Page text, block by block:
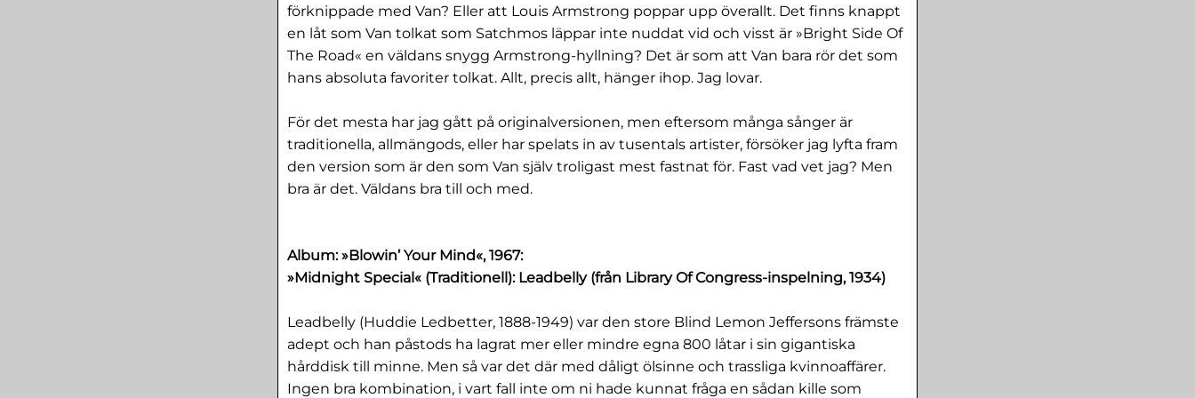
förknippade med Van? Eller att Louis Armstrong poppar upp överallt. Det finns knappt
en låt som Van tolkat som Satchmos läppar inte nuddat vid och visst är »Bright Side Of
The Road« en väldans snygg Armstrong-hyllning? Det är som att Van bara rör det som
hans absoluta favoriter tolkat. Allt, precis allt, hänger ihop. Jag lovar.
För det mesta har jag gått på originalversionen, men eftersom många sånger är
traditionella, allmängods, eller har spelats in av tusentals artister, försöker jag lyfta fram
den version som är den som Van själv troligast mest fastnat för. Fast vad vet jag? Men
bra är det. Väldans bra till och med.
Album: »Blowin’ Your Mind«, 1967:
»Midnight Special« (Traditionell): Leadbelly (från Library Of Congress-inspelning, 1934)
Leadbelly (Huddie Ledbetter, 1888-1949) var den store Blind Lemon Jeffersons främste
adept och han påstods ha lagrat mer eller mindre egna 800 låtar i sin gigantiska
hårddisk till minne. Men så var det där med dåligt ölsinne och trassliga kvinnoaffärer.
Ingen bra kombination, i vart fall inte om ni hade kunnat fråga en sådan kille som